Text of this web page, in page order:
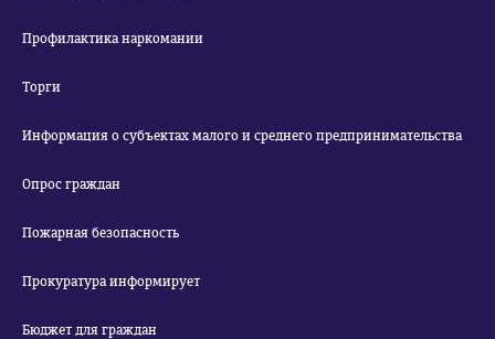
Профилактика наркомании
Торги
Информация о субъектах малого и среднего предпринимательства
Опрос граждан
Пожарная безопасность
Прокуратура информирует
Бюджет для граждан